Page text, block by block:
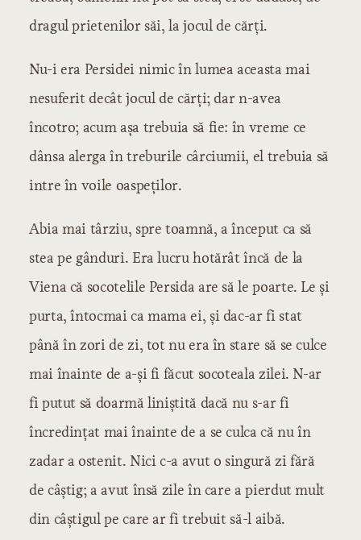
dragul prietenilor săi, la jocul de cărți.
Nu-i era Persidei nimic în lumea aceasta mai
nesuferit decât jocul de cărți; dar n-avea
încotro; acum așa trebuia să fie: în vreme ce
dânsa alerga în treburile cârciumii, el trebuia să
intre în voile oaspeților.
Abia mai târziu, spre toamnă, a început ca să
stea pe gânduri. Era lucru hotărât încă de la
Viena că socotelile Persida are să le poarte. Le și
purta, întocmai ca mama ei, și dac-ar fi stat
până în zori de zi, tot nu era în stare să se culce
mai înainte de a-și fi făcut socoteala zilei. N-ar
fi putut să doarmă liniștită dacă nu s-ar fi
încredințat mai înainte de a se culca că nu în
zadar a ostenit. Nici c-a avut o singură zi fără
de câștig; a avut însă zile în care a pierdut mult
din câștigul pe care ar fi trebuit să-l aibă.